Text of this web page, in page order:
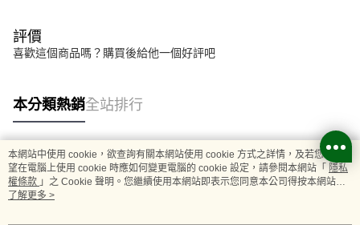
評價
喜歡這個商品嗎？購買後給他一個好評吧
本分類熱銷全站排行
熱門標籤
本網站中使用 cookie，欲查詢有關本網站使用 cookie 方式之詳情，及若您不希
望在電腦上使用 cookie 時應如何變更電腦的 cookie 設定，請參閱本網站「 隱私
權條款 」之 Cookie 聲明。您繼續使用本網站即表示您同意本公司得按本網站使
用條款之 Cookie 聲明使用 cookie。
了解更多 >